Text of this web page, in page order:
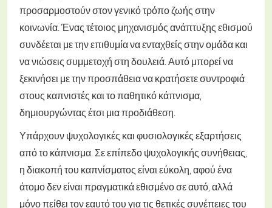
προσαρμοστούν στον γενικό τρόπο ζωής στην
κοινωνία. Ένας τέτοιος μηχανισμός ανάπτυξης εθισμού
συνδέεται με την επιθυμία να ενταχθείς στην ομάδα και
να νιώσεις συμμετοχή στη δουλειά. Αυτό μπορεί να
ξεκινήσει με την προσπάθεια να κρατήσετε συντροφιά
στους καπνιστές και το παθητικό κάπνισμα,
δημιουργώντας έτσι μια προδιάθεση.
Υπάρχουν ψυχολογικές και φυσιολογικές εξαρτήσεις
από το κάπνισμα. Σε επίπεδο ψυχολογικής συνήθειας,
η διακοπή του καπνίσματος είναι εύκολη, αφού ένα
άτομο δεν είναι πραγματικά εθισμένο σε αυτό, αλλά
μόνο πείθει τον εαυτό του για τις θετικές συνέπειες του